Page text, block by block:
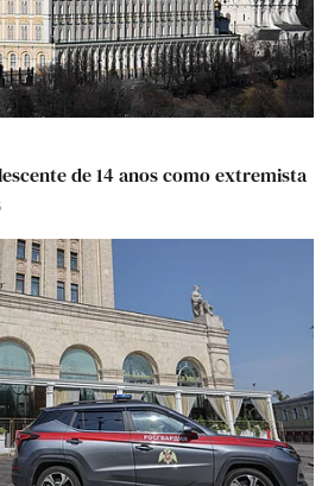
de 14 anos como extremista